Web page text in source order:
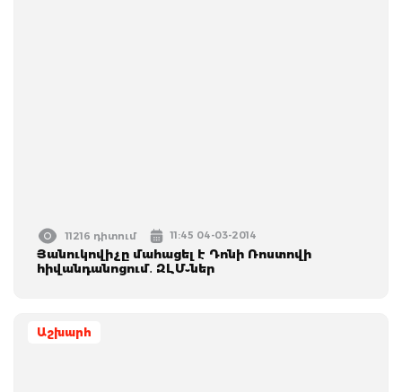
11216 դիտում 11:45 04-03-2014
Յանուկովիչը մահացել է Դոնի Ռոստովի
հիվանդանոցում․ ԶԼՄ֊ներ
Աշխարհ